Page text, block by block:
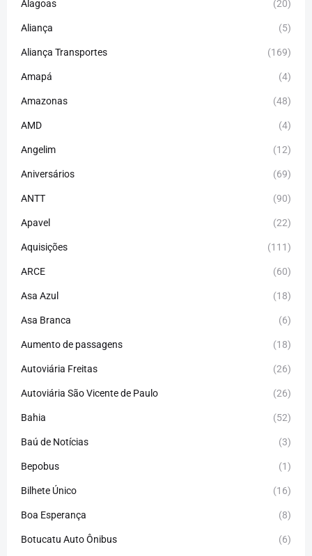
Alagoas (20)
Aliança (5)
Aliança Transportes (169)
Amapá (4)
Amazonas (48)
AMD (4)
Angelim (12)
Aniversários (69)
ANTT (90)
Apavel (22)
Aquisições (111)
ARCE (60)
Asa Azul (18)
Asa Branca (6)
Aumento de passagens (18)
Autoviária Freitas (26)
Autoviária São Vicente de Paulo (26)
Bahia (52)
Baú de Notícias (3)
Bepobus (1)
Bilhete Único (16)
Boa Esperança (8)
Botucatu Auto Ônibus (6)